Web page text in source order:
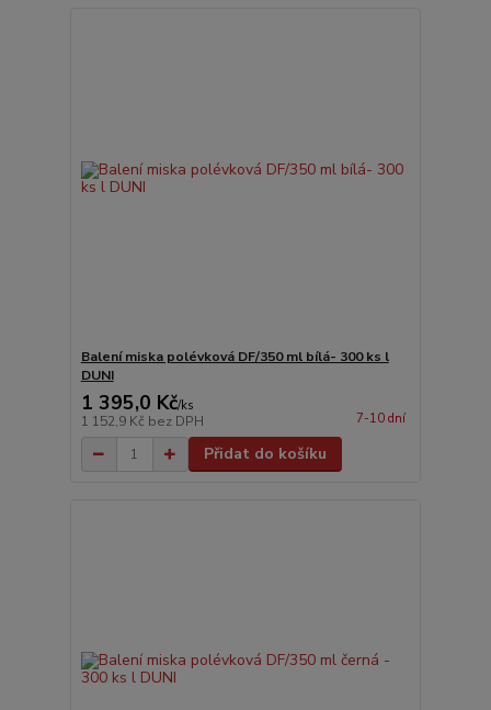
Balení miska polévková DF/350 ml bílá- 300 ks l
DUNI
1 395,0 Kč/ks
1 152,9 Kč bez DPH 7-10 dní
Přidat do košíku